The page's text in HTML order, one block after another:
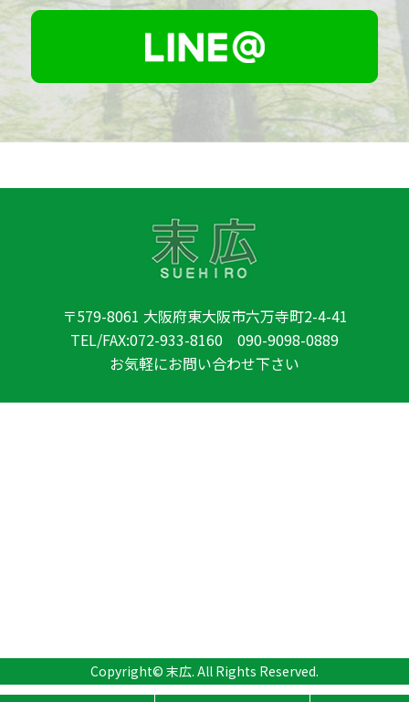
〒579-8061 大阪府東大阪市六万寺町2-4-41
TEL/FAX:072-933-8160 090-9098-0889
お気軽にお問い合わせ下さい
Copyright© 末広. All Rights Reserved.